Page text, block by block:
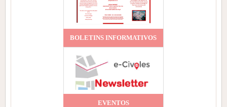
BOLETINS INFORMATIVOS
EVENTOS